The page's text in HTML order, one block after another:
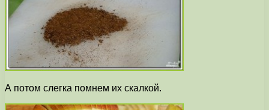
А потом слегка помнем их скалкой.